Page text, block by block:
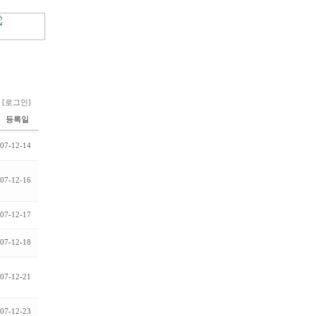
[로그인]
등록일
12-14
12-16
12-17
12-18
12-21
12-23